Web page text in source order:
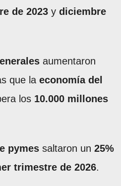
de 2023 y diciembre
aumentaron
que la economía del
los 10.000 millones
pymes saltaron un 25%
trimestre de 2026.